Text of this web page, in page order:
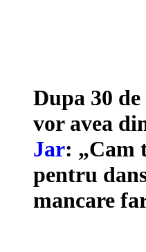
Dupa 30
vor avea
Jar: „Cam
pentru
mancare